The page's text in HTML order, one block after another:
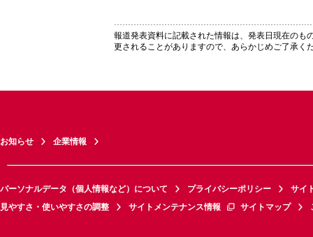
報道発表資料に記載された情報は、発表日現在のも
更されることがありますので、あらかじめご了承く
お知らせ 企業情報
パーソナルデータ（個人情報など）について プライバシーポリシー
サイ
見やすさ・使いやすさの調整
サイトメンテナンス情報 サイトマップ